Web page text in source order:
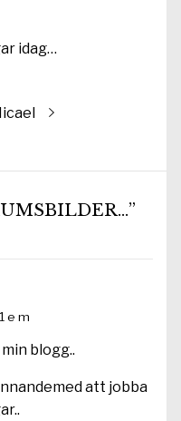
idag…
e m
blogg..
att jobba